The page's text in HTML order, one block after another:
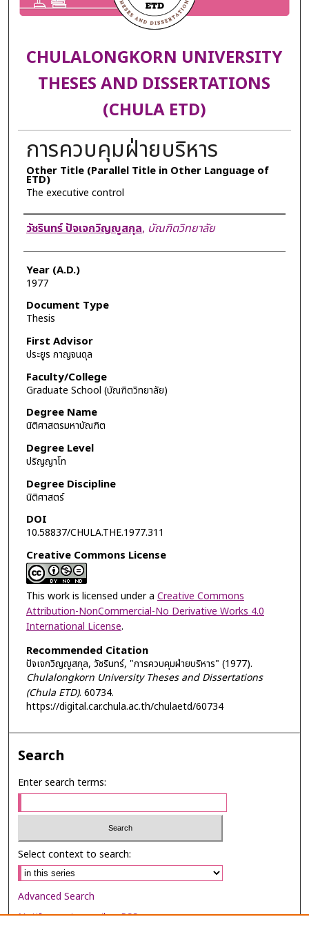
CHULALONGKORN UNIVERSITY
THESES AND DISSERTATIONS
(CHULA ETD)
การควบคุมฝ่ายบริหาร
Other Title (Parallel Title in Other Language of
ETD)
The executive control
Author
วัชรินทร์ ปัจเจกวิญญูสกุล, บัณฑิตวิทยาลัย
Year (A.D.)
1977
Document Type
Thesis
First Advisor
ประยูร กาญจนดุล
Faculty/College
Graduate School (บัณฑิตวิทยาลัย)
Degree Name
นิติศาสตรมหาบัณฑิต
Degree Level
ปริญญาโท
Degree Discipline
นิติศาสตร์
DOI
10.58837/CHULA.THE.1977.311
Creative Commons License
This work is licensed under a Creative Commons
Attribution-NonCommercial-No Derivative Works 4.0
International License.
Recommended Citation
ปัจเจกวิญญูสกุล, วัชรินทร์, "การควบคุมฝ่ายบริหาร" (1977).
Chulalongkorn University Theses and Dissertations
(Chula ETD). 60734.
https://digital.car.chula.ac.th/chulaetd/60734
Search
Enter search terms:
Select context to search:
Advanced Search
Notify me via email orRSS